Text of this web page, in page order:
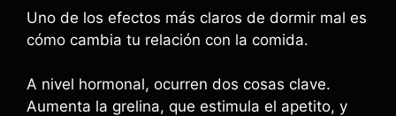
Uno de los efectos más claros de dormir mal es
cómo cambia tu relación con la comida.
A nivel hormonal, ocurren dos cosas clave.
Aumenta la grelina, que estimula el apetito, y